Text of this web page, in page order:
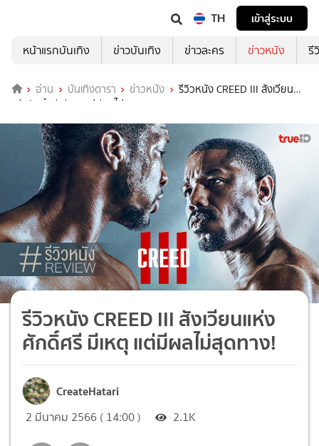
TH
เข้าสู่ระบบ
หน้าแรกบันเทิง
ข่าวบันเทิง ข่าวละคร ข่าวหนัง รี
อ่าน บันเทิงดารา ข่าวหนัง
รีวิวหนัง CREED III สังเวียน
แห่งศักดิ์ศรี มีเหตุ แต่มีผลไม่สุดทาง!
รีวิวหนัง CREED III สังเวียนแห่ง
ศักดิ์ศรี มีเหตุ แต่มีผลไม่สุดทาง!
CreateHatari
2 มีนาคม 2566 ( 14:00 ) 2.1K